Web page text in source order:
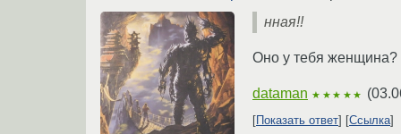
нная!!
Оно у тебя женщина?
dataman ★★★★★ (
Показать ответ Ссылка